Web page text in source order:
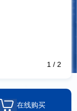
1 / 2
在线购买